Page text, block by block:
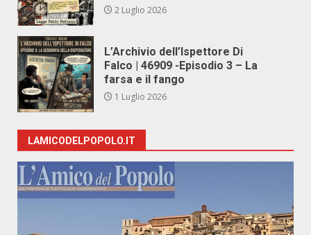
2 Luglio 2026
L’Archivio dell’Ispettore Di
Falco | 46909 -Episodio 3 – La
farsa e il fango
1 Luglio 2026
LAMICODELPOPOLO.IT